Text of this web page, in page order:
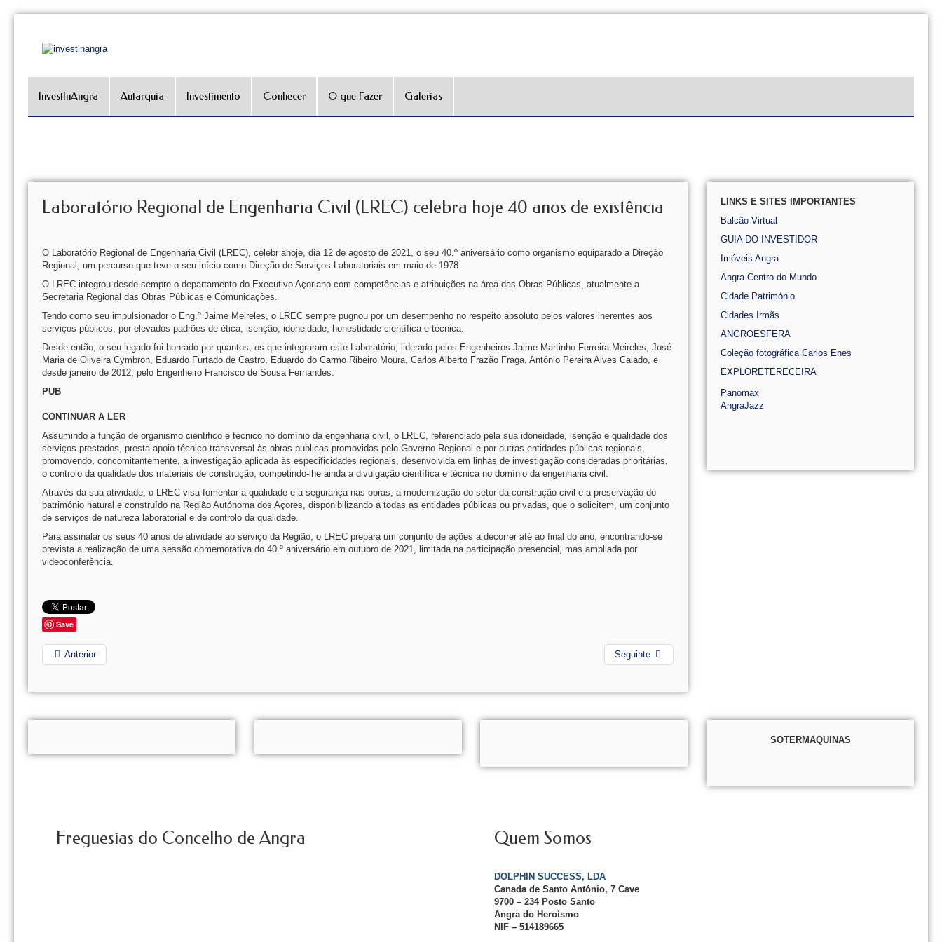
InvestInAngra Autarquia Investimento Conhecer O que Fazer Galerias
Laboratório Regional de Engenharia Civil (LREC) celebra hoje 40 anos de existência
O Laboratório Regional de Engenharia Civil (LREC), celebr ahoje, dia 12 de agosto de 2021, o seu 40.º aniversário como organismo equiparado a Direção
Regional, um percurso que teve o seu início como Direção de Serviços Laboratoriais em maio de 1978.
O LREC integrou desde sempre o departamento do Executivo Açoriano com competências e atribuições na área das Obras Públicas, atualmente a
Secretaria Regional das Obras Públicas e Comunicações.
Tendo como seu impulsionador o Eng.º Jaime Meireles, o LREC sempre pugnou por um desempenho no respeito absoluto pelos valores inerentes aos
serviços públicos, por elevados padrões de ética, isenção, idoneidade, honestidade científica e técnica.
Desde então, o seu legado foi honrado por quantos, os que integraram este Laboratório, liderado pelos Engenheiros Jaime Martinho Ferreira Meireles, José
Maria de Oliveira Cymbron, Eduardo Furtado de Castro, Eduardo do Carmo Ribeiro Moura, Carlos Alberto Frazão Fraga, António Pereira Alves Calado, e
desde janeiro de 2012, pelo Engenheiro Francisco de Sousa Fernandes.
PUB
CONTINUAR A LER
Assumindo a função de organismo cientifico e técnico no domínio da engenharia civil, o LREC, referenciado pela sua idoneidade, isenção e qualidade dos
serviços prestados, presta apoio técnico transversal às obras publicas promovidas pelo Governo Regional e por outras entidades públicas regionais,
promovendo, concomitantemente, a investigação aplicada às especificidades regionais, desenvolvida em linhas de investigação consideradas prioritárias,
o controlo da qualidade dos materiais de construção, competindo-lhe ainda a divulgação científica e técnica no domínio da engenharia civil.
Através da sua atividade, o LREC visa fomentar a qualidade e a segurança nas obras, a modernização do setor da construção civil e a preservação do
património natural e construído na Região Autónoma dos Açores, disponibilizando a todas as entidades públicas ou privadas, que o solicitem, um conjunto
de serviços de natureza laboratorial e de controlo da qualidade.
Para assinalar os seus 40 anos de atividade ao serviço da Região, o LREC prepara um conjunto de ações a decorrer até ao final do ano, encontrando-se
prevista a realização de uma sessão comemorativa do 40.º aniversário em outubro de 2021, limitada na participação presencial, mas ampliada por
videoconferência.
Save
Anterior Seguinte
LINKS E SITES IMPORTANTES
Balcão Virtual
GUIA DO INVESTIDOR
Imóveis Angra
Angra-Centro do Mundo
Cidade Património
Cidades Irmãs
ANGROESFERA
Coleção fotográfica Carlos Enes
EXPLORETERECEIRA
Panomax
AngraJazz
SOTERMAQUINAS
Freguesias do Concelho de Angra Quem Somos
DOLPHIN SUCCESS, LDA
Canada de Santo António, 7 Cave
9700 – 234 Posto Santo
Angra do Heroísmo
NIF – 514189665